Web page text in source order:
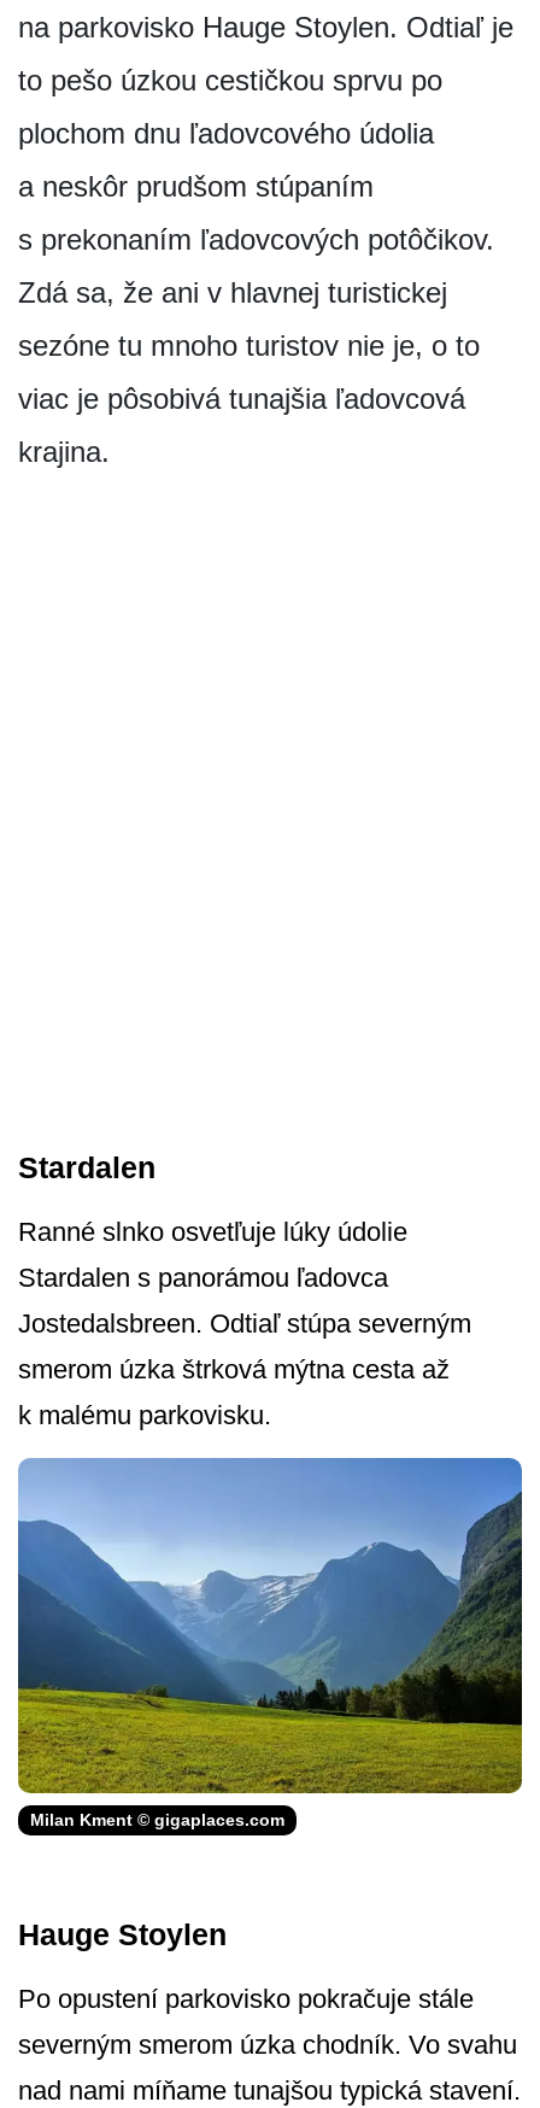
na parkovisko Hauge Stoylen. Odtiaľ je
to pešo úzkou cestičkou sprvu po
plochom dnu ľadovcového údolia
a neskôr prudšom stúpaním
s prekonaním ľadovcových potôčikov.
Zdá sa, že ani v hlavnej turistickej
sezóne tu mnoho turistov nie je, o to
viac je pôsobivá tunajšia ľadovcová
krajina.
Stardalen
Ranné slnko osvetľuje lúky údolie
Stardalen s panorámou ľadovca
Jostedalsbreen. Odtiaľ stúpa severným
smerom úzka štrková mýtna cesta až
k malému parkovisku.
Milan Kment © gigaplaces.com
Hauge Stoylen
Po opustení parkovisko pokračuje stále
severným smerom úzka chodník. Vo svahu
nad nami míňame tunajšou typická stavení.